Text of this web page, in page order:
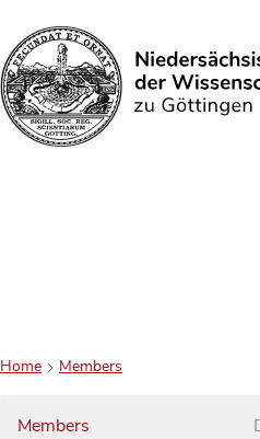
Search
Home Members
Members